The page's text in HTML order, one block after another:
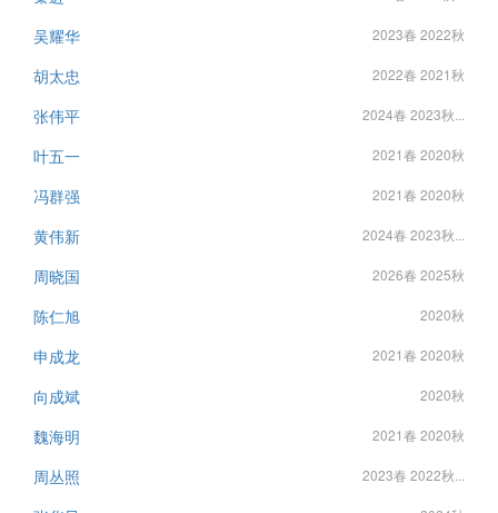
吴耀华 2023春 2022秋
胡太忠 2022春 2021秋
张伟平 2024春 2023秋...
叶五一 2021春 2020秋
冯群强 2021春 2020秋
黄伟新 2024春 2023秋...
周晓国 2026春 2025秋
陈仁旭 2020秋
申成龙 2021春 2020秋
向成斌 2020秋
魏海明 2021春 2020秋
周丛照 2023春 2022秋...